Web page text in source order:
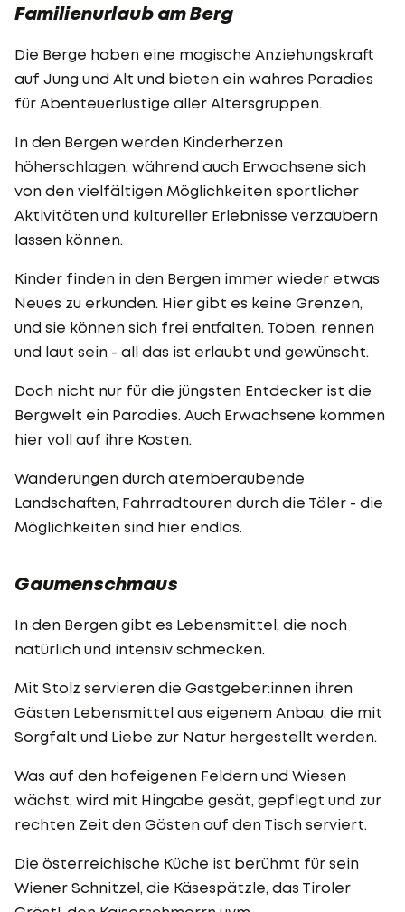
Familienurlaub am Berg
Die Berge haben eine magische Anziehungskraft
auf Jung und Alt und bieten ein wahres Paradies
für Abenteuerlustige aller Altersgruppen.
In den Bergen werden Kinderherzen
höherschlagen, während auch Erwachsene sich
von den vielfältigen Möglichkeiten sportlicher
Aktivitäten und kultureller Erlebnisse verzaubern
lassen können.
Kinder finden in den Bergen immer wieder etwas
Neues zu erkunden. Hier gibt es keine Grenzen,
und sie können sich frei entfalten. Toben, rennen
und laut sein - all das ist erlaubt und gewünscht.
Doch nicht nur für die jüngsten Entdecker ist die
Bergwelt ein Paradies. Auch Erwachsene kommen
hier voll auf ihre Kosten.
Wanderungen durch atemberaubende
Landschaften, Fahrradtouren durch die Täler - die
Möglichkeiten sind hier endlos.
Gaumenschmaus
In den Bergen gibt es Lebensmittel, die noch
natürlich und intensiv schmecken.
Mit Stolz servieren die Gastgeber:innen ihren
Gästen Lebensmittel aus eigenem Anbau, die mit
Sorgfalt und Liebe zur Natur hergestellt werden.
Was auf den hofeigenen Feldern und Wiesen
wächst, wird mit Hingabe gesät, gepflegt und zur
rechten Zeit den Gästen auf den Tisch serviert.
Die österreichische Küche ist berühmt für sein
Wiener Schnitzel, die Käsespätzle, das Tiroler